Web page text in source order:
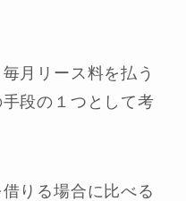
月リース料を払う
段の１つとして考
りる場合に比べる